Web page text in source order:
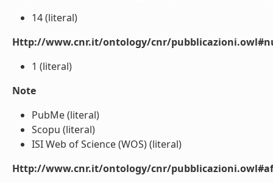
14 (literal)
Http://www.cnr.it/ontology/cnr/
1 (literal)
Note
PubMe (literal)
Scopu (literal)
ISI Web of Science (WOS) (literal)
Http://www.cnr.it/ontology/cnr/